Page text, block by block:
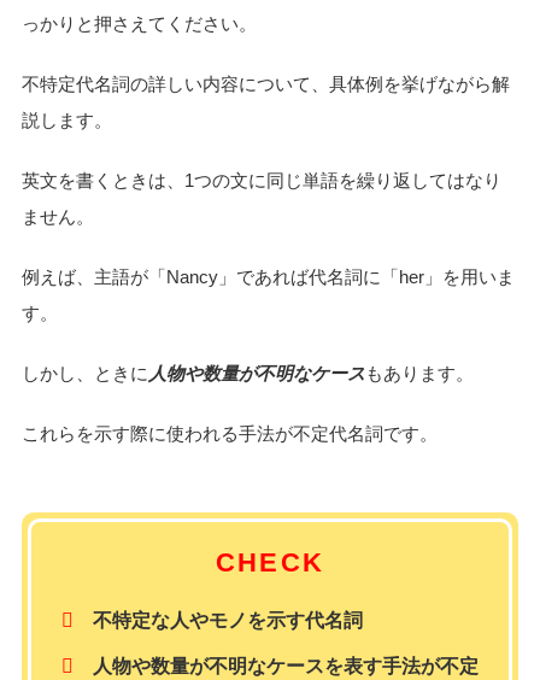
っかりと押さえてください。
不特定代名詞の詳しい内容について、具体例を挙げながら解
説します。
英文を書くときは、1つの文に同じ単語を繰り返してはなり
ません。
例えば、主語が「Nancy」であれば代名詞に「her」を用いま
す。
しかし、ときに 人物や数量が不明なケース もあります。
これらを示す際に使われる手法が不定代名詞です。
CHECK
不特定な人やモノを示す代名詞
人物や数量が不明なケースを表す手法が不定